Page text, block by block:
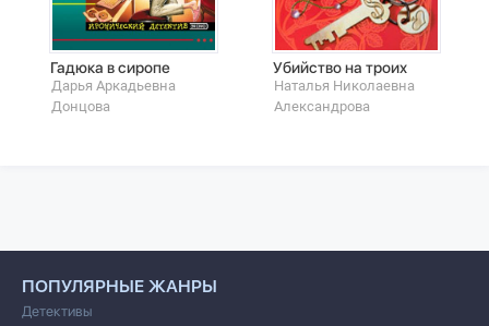
Гадюка в сиропе
Дарья Аркадьевна
Донцова
Убийство на троих
Наталья Николаевна
Александрова
ПОПУЛЯРНЫЕ ЖАНРЫ
Детективы